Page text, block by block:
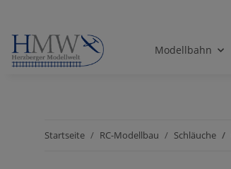
Modellbahn
Startseite RC-Modellbau Schläuche